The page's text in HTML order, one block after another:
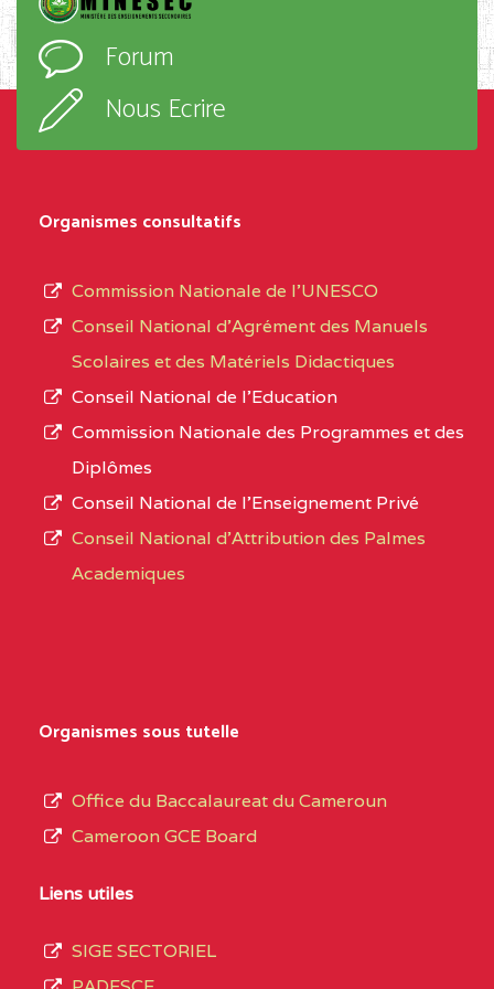
D'ENSEIGNEMENT
PROFESSIONNEL
(CEGEP) STE FOI BP
:4740 YAOUNDE
CENTRE
COLLEGE PANAFRICAIN
DE L'EXCELLENCE BP
CENTRE
COLLEGE PRIVE
CENTRE
COLLEGE PRIVE LAIC
SAINT MICHEL
CENTRE
l’ordre
d’enseignement,
type
L’offre
d’éducation
de
du
de
Forum
Nous Ecrire
Organismes consultatifs
Commission Nationale de l’UNESCO
Conseil National d’Agrément des Manuels
Scolaires et des Matériels Didactiques
Conseil National de l’Education
Commission Nationale des Programmes et des
Diplômes
Conseil National de l’Enseignement Privé
Conseil National d'Attribution des Palmes
Academiques
Organismes sous tutelle
Office du Baccalaureat du Cameroun
Cameroon GCE Board
Liens utiles
SIGE SECTORIEL